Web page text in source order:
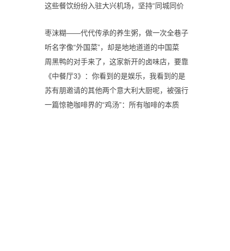
这些餐饮纷纷入驻大兴机场，坚持“同城同价
枣沫糊——代代传承的养生粥，做一次全巷子
听名字像“外国菜”，却是地地道道的中国菜
周黑鸭的对手来了，这家新开的卤味店，要靠
《中餐厅3》：你看到的是娱乐，我看到的是
苏有朋邀请的其他两个意大利大厨呢，被强行
一篇惊艳咖啡界的“鸡汤”：所有咖啡的本质